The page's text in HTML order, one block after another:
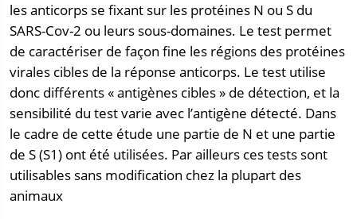
les anticorps se fixant sur les protéines N ou S du
SARS-Cov-2 ou leurs sous-domaines. Le test permet
de caractériser de façon fine les régions des protéines
virales cibles de la réponse anticorps. Le test utilise
donc différents « antigènes cibles » de détection, et la
sensibilité du test varie avec l’antigène détecté. Dans
le cadre de cette étude une partie de N et une partie
de S (S1) ont été utilisées. Par ailleurs ces tests sont
utilisables sans modification chez la plupart des
animaux